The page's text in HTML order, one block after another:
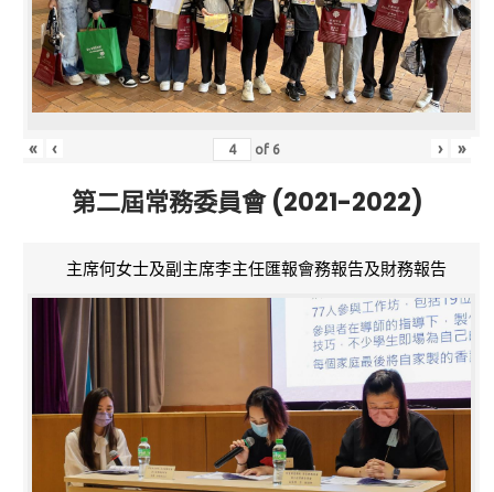
« ‹ of 6 › »
第二屆常務委員會 (2021-2022)
主席何女士及副主席李主任匯報會務報告及財務報告